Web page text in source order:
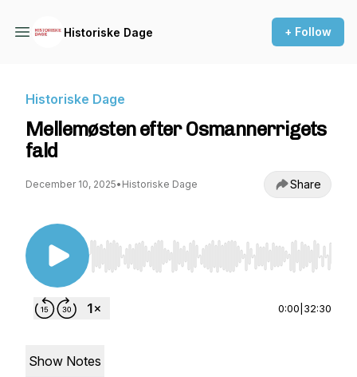
Historiske Dage + Follow
Historiske Dage
Mellemøsten efter Osmannerrigets
fald
December 10, 2025• Historiske Dage Share
Use Left/Right to seek, Home/End to jump to
0:00 32:30
Show Notes